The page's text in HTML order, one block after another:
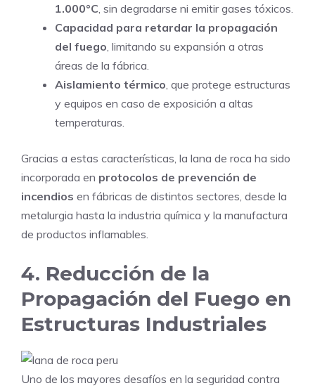
1.000°C , sin degradarse ni emitir gases tóxicos.
Capacidad para retardar la propagación
del fuego , limitando su expansión a otras
áreas de la fábrica.
Aislamiento térmico , que protege estructuras
y equipos en caso de exposición a altas
temperaturas.
Gracias a estas características, la lana de roca ha sido
incorporada en protocolos de prevención de
incendios en fábricas de distintos sectores, desde la
metalurgia hasta la industria química y la manufactura
de productos inflamables.
4. Reducción de la
Propagación del Fuego en
Estructuras Industriales
Uno de los mayores desafíos en la seguridad contra